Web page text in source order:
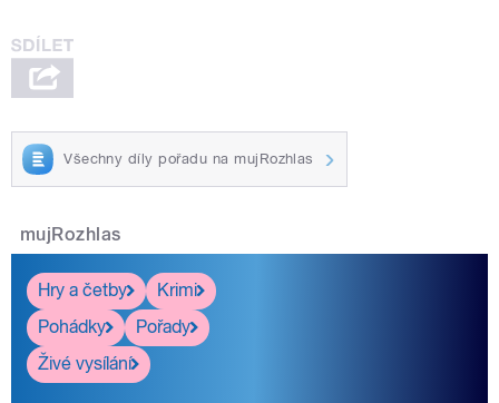
Všechny díly pořadu na mujRozhlas
mujRozhlas
Hry a četby
Krimi
Pohádky
Pořady
Živé vysílání